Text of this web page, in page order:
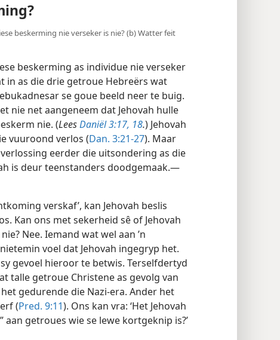
beskerming nie verseker is nie? (b) Watter feit
beskerming as individue nie verseker
in as die drie getroue Hebreërs wat
se goue beeld neer te buig.
nie net aangeneem dat Jehovah hulle
nie. (LeesDaniël 3:17, 18.) Jehovah
vuuroond verlos (Dan. 3:21-27). Maar
eerder die uitsondering as die
is deur teenstanders doodgemaak.—
verskaf’, kan Jehovah beslis
Kan ons met sekerheid sê of Jehovah
Nee. Iemand wat wel aan ’n
voel dat Jehovah ingegryp het.
gevoel hieroor te betwis. Terselfdertyd
talle getroue Christene as gevolg van
gedurende die Nazi-era. Ander het
(Pred. 9:11). Ons kan vra: ‘Het Jehovah
getroues wie se lewe kortgeknip is?’